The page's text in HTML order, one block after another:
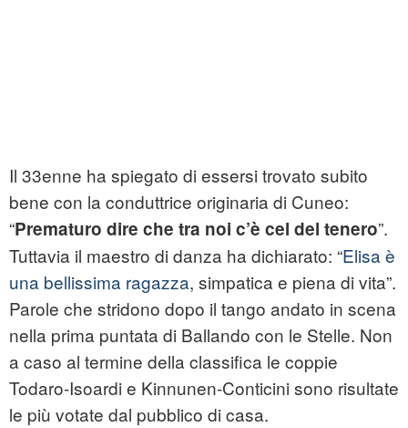
Il 33enne ha spiegato di essersi trovato subito
bene con la conduttrice originaria di Cuneo:
“Prematuro dire che tra noi c’è cel del tenero”.
Tuttavia il maestro di danza ha dichiarato: “Elisa è
una bellissima ragazza, simpatica e piena di vita”.
Parole che stridono dopo il tango andato in scena
nella prima puntata di Ballando con le Stelle. Non
a caso al termine della classifica le coppie
Todaro-Isoardi e Kinnunen-Conticini sono risultate
le più votate dal pubblico di casa.